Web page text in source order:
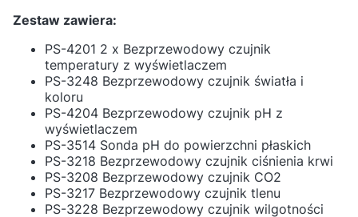
Zestaw zawiera:
PS-4201 2 x Bezprzewodowy czujnik
temperatury z wyświetlaczem
PS-3248 Bezprzewodowy czujnik światła i
koloru
PS-4204 Bezprzewodowy czujnik pH z
wyświetlaczem
PS-3514 Sonda pH do powierzchni płaskich
PS-3218 Bezprzewodowy czujnik ciśnienia krwi
PS-3208 Bezprzewodowy czujnik CO2
PS-3217 Bezprzewodowy czujnik tlenu
PS-3228 Bezprzewodowy czujnik wilgotności